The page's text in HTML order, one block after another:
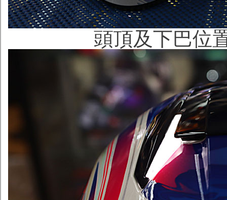
頭頂及下巴位